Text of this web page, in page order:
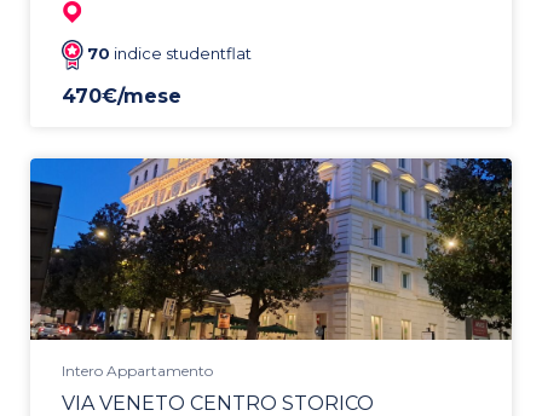
70 indice studentflat
470€/mese
Intero Appartamento
VIA VENETO CENTRO STORICO